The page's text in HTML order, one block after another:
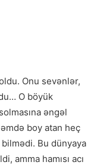
Onu sevənlər,
O böyük
əngəl
boy atan heç
Bu dünyaya
amma hamısı acı